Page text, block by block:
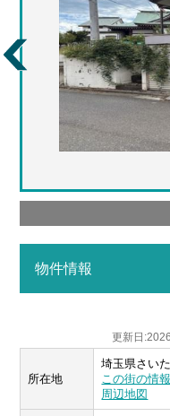
物件情報
更新日
所在地
埼玉県さい
この街の情
周辺地図